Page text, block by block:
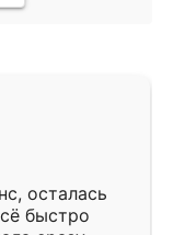
осталась
быстро